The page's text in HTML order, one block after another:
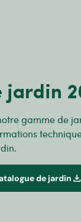
jardin
gamme de
de jardin download